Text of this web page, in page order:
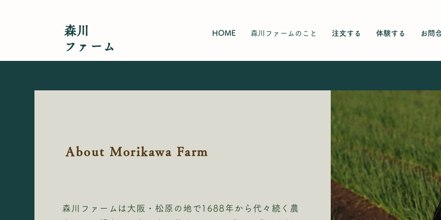
森川
​ファーム
HOME 森川ファームのこと 注文する 体験する お問
About Morikawa Farm
森川ファームは大阪・松原の地で1688年から代々続く農